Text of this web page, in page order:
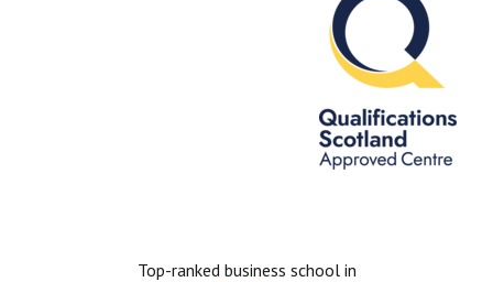
Top-ranked business school in